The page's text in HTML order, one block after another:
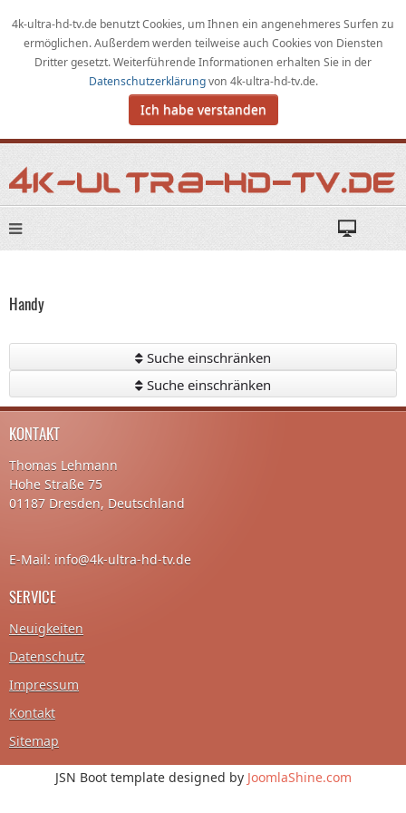
4k-ultra-hd-tv.de benutzt Cookies, umIhnen ein angenehmeres Surfen zu
ermöglichen.Außerdem werden teilweise auch Cookies von Diensten
Dritter gesetzt. Weiterführende Informationen erhalten Sie in der
Datenschutzerklärungvon 4k-ultra-hd-tv.de.
Ich habe verstanden
Handy
Suche einschränken
Suche einschränken
KONTAKT
Thomas Lehmann
Hohe Straße 75
01187 Dresden, Deutschland
E-Mail: info@4k-ultra-hd-tv.de
SERVICE
Neuigkeiten
Datenschutz
Impressum
Kontakt
Sitemap
JSN Boot template designed by JoomlaShine.com